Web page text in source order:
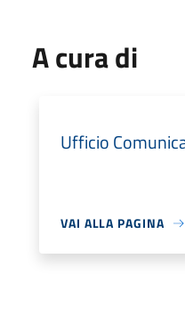
A cura di
Ufficio
VAI ALLA PAGINA